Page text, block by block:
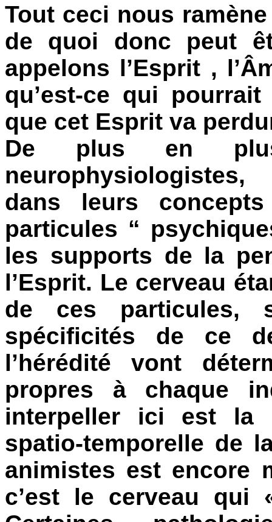
Tout ceci nous
de quoi donc peut
appelons l’Esprit ,
qu’est-ce qui
que cet Esprit va
De plus en
dans leurs
particules “
les supports de la
l’Esprit. Le cerveau
de ces particules,
spécificités de ce
l’hérédité vont
propres à chaque
interpeller ici est la
spatio-temporelle de
animistes est encore
c’est le cerveau qui